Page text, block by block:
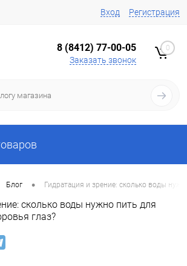
Вход Регистрация
8 (8412) 77-00-05
Заказать звонок
0
Блог • Гидратация и зрение: сколько воды
сколько воды нужно пить для
глаз?